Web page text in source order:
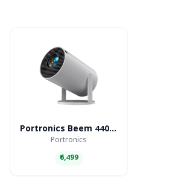
Portronics Beem 440 Smart LED Projector
Portronics
₹6,499